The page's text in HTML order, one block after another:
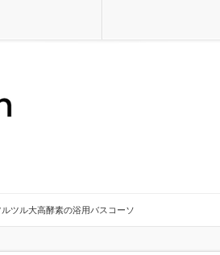
ツル大高酵素の浴用バスコーソ